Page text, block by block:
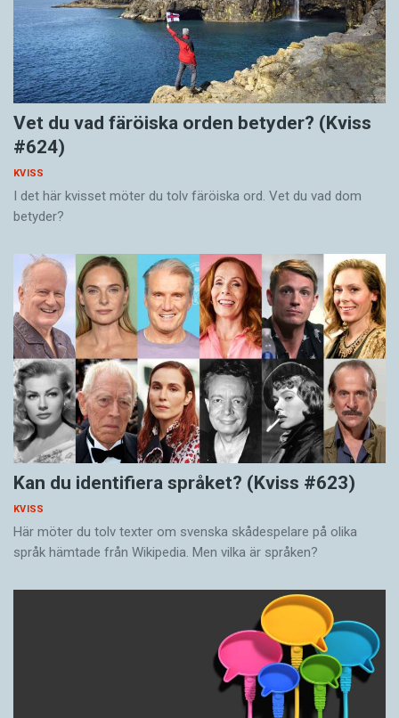
Vet du vad färöiska orden betyder? (Kviss
#624)
KVISS
I det här kvisset möter du tolv färöiska ord. Vet du vad dom
betyder?
Kan du identifiera språket? (Kviss #623)
KVISS
Här möter du tolv texter om svenska skådespelare på olika
språk hämtade från Wikipedia. Men vilka är språken?